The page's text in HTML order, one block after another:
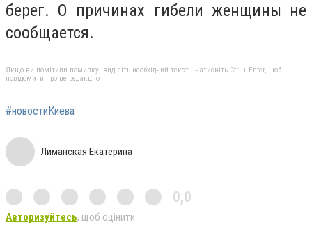
берег. О причинах гибели женщины не
сообщается.
Якщо ви помітили помилку, виділіть необхідний текст і натисніть Ctrl + Enter, щоб
повідомити про це редакцію
#новостиКиева
Лиманская Екатерина
0,0
Авторизуйтесь, щоб оцінити